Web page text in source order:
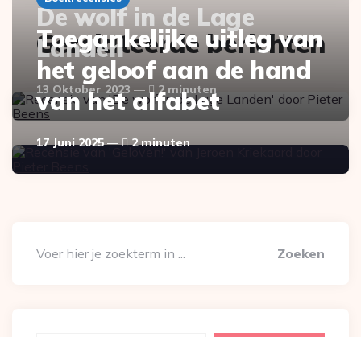
Gerelateerde berichten
De wolf in de Lage
Landen
13 Oktober 2023 2 minuten
Toegankelijke uitleg van
het geloof aan de hand
van het alfabet
17 Juni 2025 2 minuten
Zoeken